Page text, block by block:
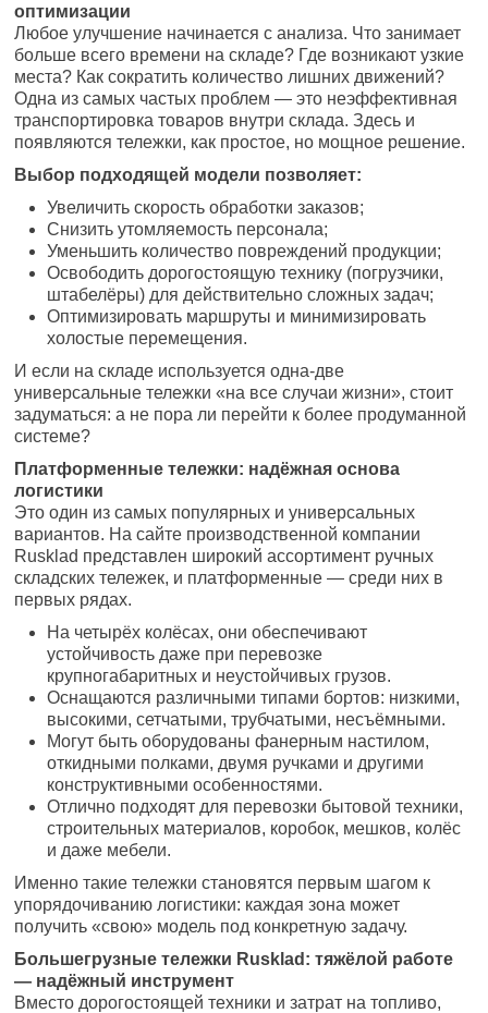
оптимизации
Любое улучшение начинается с анализа. Что занимает
больше всего времени на складе? Где возникают узкие
места? Как сократить количество лишних движений?
Одна из самых частых проблем — это неэффективная
транспортировка товаров внутри склада. Здесь и
появляются тележки, как простое, но мощное решение.
Выбор подходящей модели позволяет:
Увеличить скорость обработки заказов;
Снизить утомляемость персонала;
Уменьшить количество повреждений продукции;
Освободить дорогостоящую технику (погрузчики,
штабелёры) для действительно сложных задач;
Оптимизировать маршруты и минимизировать
холостые перемещения.
И если на складе используется одна-две
универсальные тележки «на все случаи жизни», стоит
задуматься: а не пора ли перейти к более продуманной
системе?
Платформенные тележки: надёжная основа
логистики
Это один из самых популярных и универсальных
вариантов. На сайте производственной компании
Rusklad представлен широкий ассортимент ручных
складских тележек, и платформенные — среди них в
первых рядах.
На четырёх колёсах, они обеспечивают
устойчивость даже при перевозке
крупногабаритных и неустойчивых грузов.
Оснащаются различными типами бортов: низкими,
высокими, сетчатыми, трубчатыми, несъёмными.
Могут быть оборудованы фанерным настилом,
откидными полками, двумя ручками и другими
конструктивными особенностями.
Отлично подходят для перевозки бытовой техники,
строительных материалов, коробок, мешков, колёс
и даже мебели.
Именно такие тележки становятся первым шагом к
упорядочиванию логистики: каждая зона может
получить «свою» модель под конкретную задачу.
Большегрузные тележки Rusklad: тяжёлой работе
— надёжный инструмент
Вместо дорогостоящей техники и затрат на топливо,